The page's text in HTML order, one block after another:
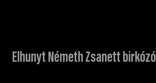
Elhunyt Németh Zsanett birkózó